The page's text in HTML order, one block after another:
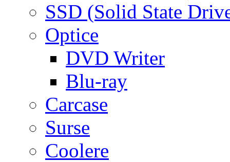
SSD (Solid State
Optice
DVD Writer
Blu-ray
Carcase
Surse
Coolere